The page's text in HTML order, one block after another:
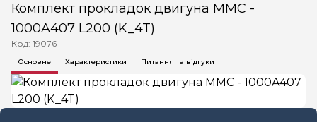
Комплект прокладок двигуна MMC -
1000A407 L200 (K_4T)
Код: 19076
Основне Характеристики Питання та відгуки